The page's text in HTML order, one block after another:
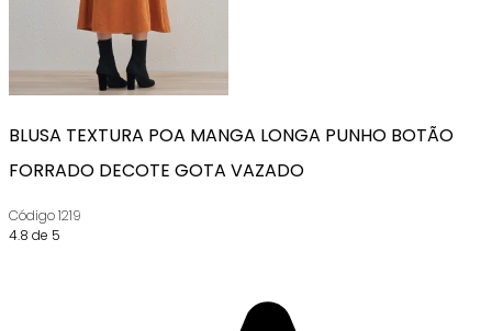
BLUSA TEXTURA POA MANGA LONGA PUNHO BOTÃO
FORRADO DECOTE GOTA VAZADO
Código1219
4.8 de 5